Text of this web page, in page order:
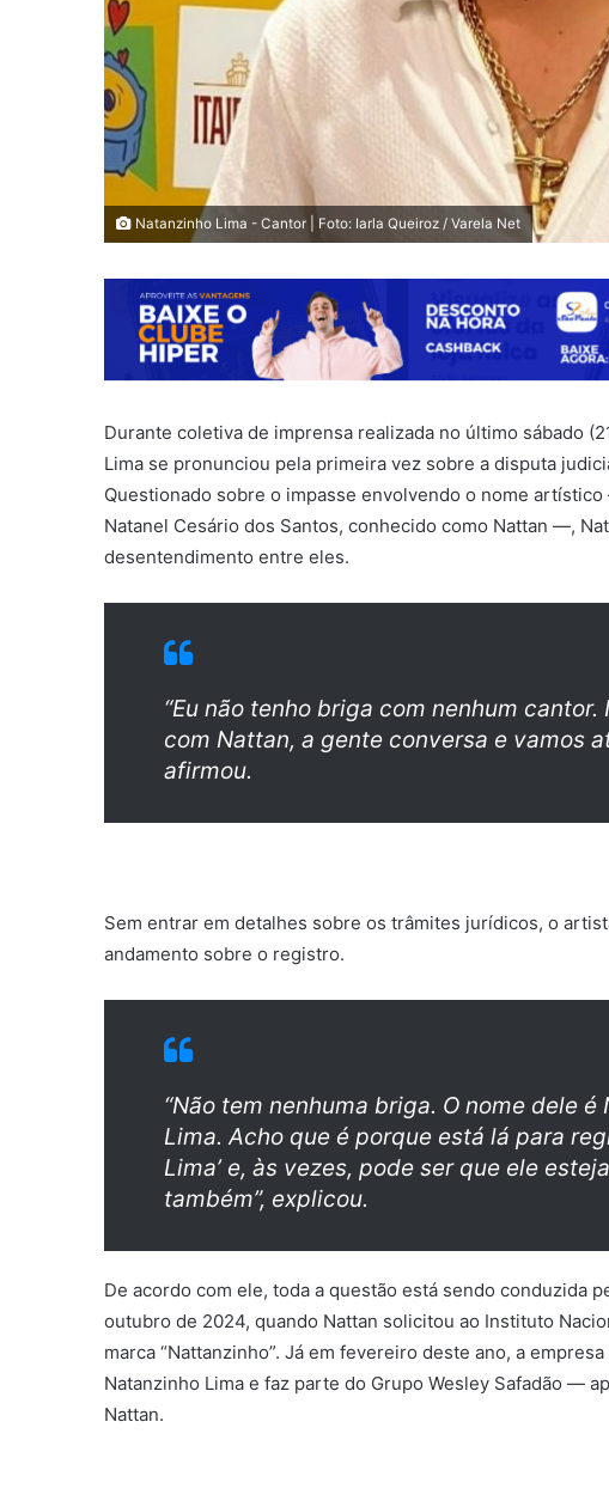
Natanzinho Lima - Cantor | Foto: Iarla Queiroz / Varela Net
Durante coletiva de imprensa realizada no último sábado
Lima se pronunciou pela primeira vez sobre a disputa
Questionado sobre o impasse envolvendo o nome
Natanel Cesário dos Santos, conhecido como Nattan —,
desentendimento entre eles.
“Eu não tenho briga com nenhum
com Nattan, a gente conversa e vamos
afirmou.
Sem entrar em detalhes sobre os trâmites jurídicos, o
andamento sobre o registro.
“Não tem nenhuma briga. O nome dele
Lima. Acho que é porque está lá para
Lima’ e, às vezes, pode ser que ele
também”, explicou.
De acordo com ele, toda a questão está sendo conduzida
outubro de 2024, quando Nattan solicitou ao Instituto
marca “Nattanzinho”. Já em fevereiro deste ano, a
Natanzinho Lima e faz parte do Grupo Wesley Safadão —
Nattan.